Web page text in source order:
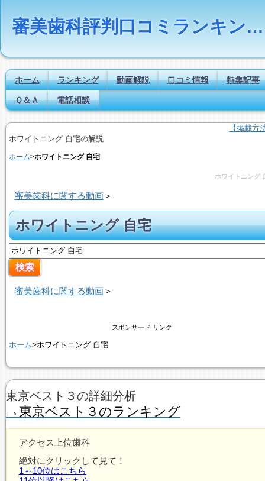
審美歯科評判口コミランキングの比較検索とは｜Dr.NAVI
ホーム ランキング 動画解説 口コミ情報 特集記事
Ｑ＆Ａ 電話相談
【掲載方
ホワイトニング 自宅の解説
ホーム>ホワイトニング 自宅
ホワイトニング
審美歯科に関する動画＞
ホワイトニング 自宅
審美歯科に関する動画＞
スポンサード リンク
ホーム>ホワイトニング 自宅
東京ベスト３の詳細分析
→東京ベスト３のランキング
アクセス上位歯科
絶対にクリックして見て！
1～10位はこちら